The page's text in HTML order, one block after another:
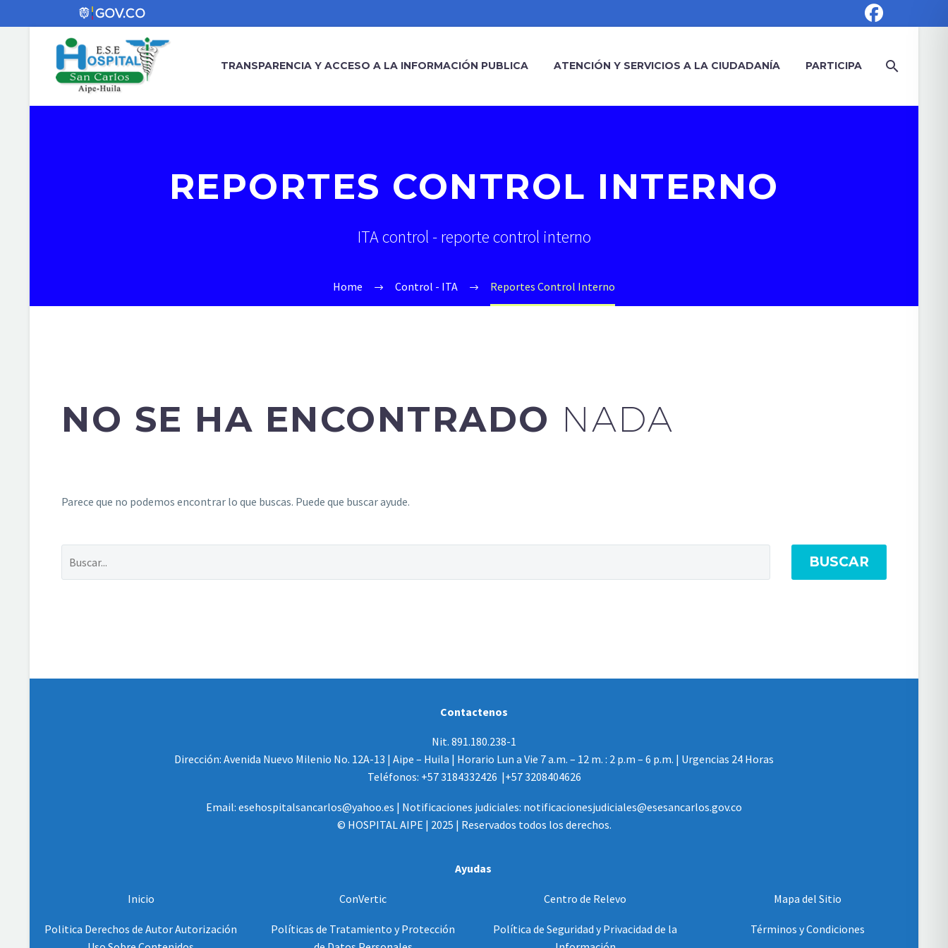
TRANSPARENCIA Y ACCESO A LA INFORMACIÓN PUBLICA ATENCIÓN Y SERVICIOS A LA CIUDADANÍA PARTICIPA
REPORTES CONTROL INTERNO
ITA control - reporte control interno
Home Control - ITA Reportes Control Interno
NO SE HA ENCONTRADO NADA
Parece que no podemos encontrar lo que buscas. Puede que buscar ayude.
BUSCAR
Contactenos
Nit. 891.180.238-1
Dirección: Avenida Nuevo Milenio No. 12A-13 | Aipe – Huila | Horario Lun a Vie 7 a.m. – 12 m. : 2 p.m – 6 p.m. | Urgencias 24 Horas
Teléfonos: +57 3184332426 |+57 3208404626
Email: esehospitalsancarlos@yahoo.es | Notificaciones judiciales: notificacionesjudiciales@esesancarlos.gov.co
© HOSPITAL AIPE | 2025 | Reservados todos los derechos.
Ayudas
Inicio
Politica Derechos de Autor Autorización
ConVertic
Políticas de Tratamiento y Protección
Centro de Relevo
Política de Seguridad y Privacidad de la
Mapa del Sitio
Términos y Condiciones